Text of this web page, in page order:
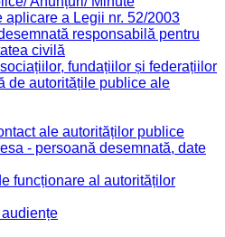
aplicare a Legii nr. 52/2003
responsabilă pentru
civilă
fundațiilor și federațiilor
de autoritățile publice ale
ale autorităților publice
- persoană desemnată, date
funcționare al autorităților